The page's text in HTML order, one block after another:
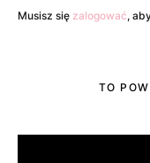
Musisz się zalogować,
TO